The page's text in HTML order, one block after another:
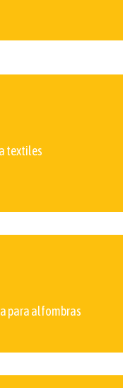
textiles
para alfombras